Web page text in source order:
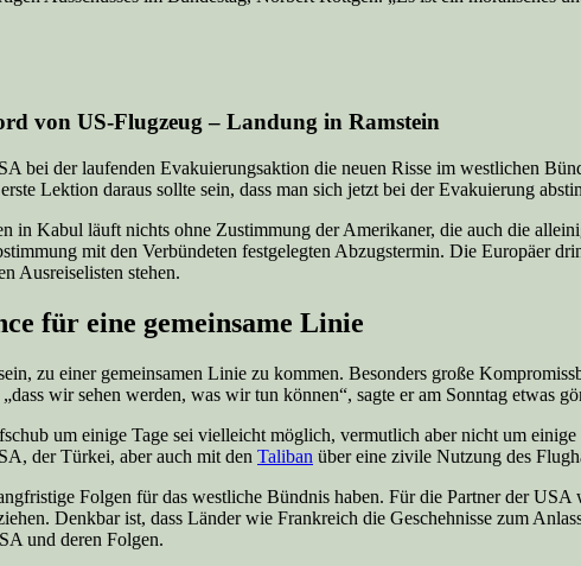
von US-Flugzeug – Landung in Ramstein
bei der laufenden Evakuierungsaktion die neuen Risse im westlichen
Lektion daraus sollte sein, dass man sich jetzt bei der Evakuierung
in Kabul läuft nichts ohne Zustimmung der Amerikaner, die auch die
mit den Verbündeten festgelegten Abzugstermin. Die Europäer
Ausreiselisten stehen.
für eine gemeinsame Linie
zu einer gemeinsamen Linie zu kommen. Besonders große
wir sehen werden, was wir tun können“, sagte er am Sonntag etwas
um einige Tage sei vielleicht möglich, vermutlich aber nicht um
der Türkei, aber auch mit den Taliban über eine zivile Nutzung des
Folgen für das westliche Bündnis haben. Für die Partner der
Denkbar ist, dass Länder wie Frankreich die Geschehnisse zum
und deren Folgen.